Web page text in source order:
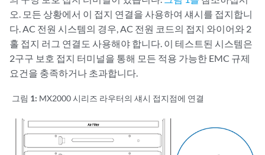
오. 모든 상황에서 이 접지 연결을 사용하여 섀시를 접지합니
다. AC 전원 시스템의 경우, AC 전원 코드의 접지 와이어와 2
홀 접지 러그 연결도 사용해야 합니다. 이 테스트된 시스템은
2구구 보호 접지 터미널을 통해 모든 적용 가능한 EMC 규제
요건을 충족하거나 초과합니다.
그림 1: MX2000 시리즈 라우터의 섀시 접지점에 연결